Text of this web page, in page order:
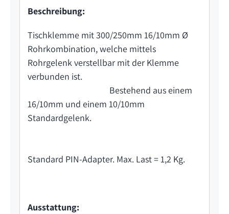
Beschreibung:
Tischklemme mit 300/250mm 16/10mm Ø
Rohrkombination, welche mittels
Rohrgelenk verstellbar mit der Klemme
verbunden ist.
Bestehend aus einem
16/10mm und einem 10/10mm
Standardgelenk.
Standard PIN-Adapter. Max. Last = 1,2 Kg.
Ausstattung: